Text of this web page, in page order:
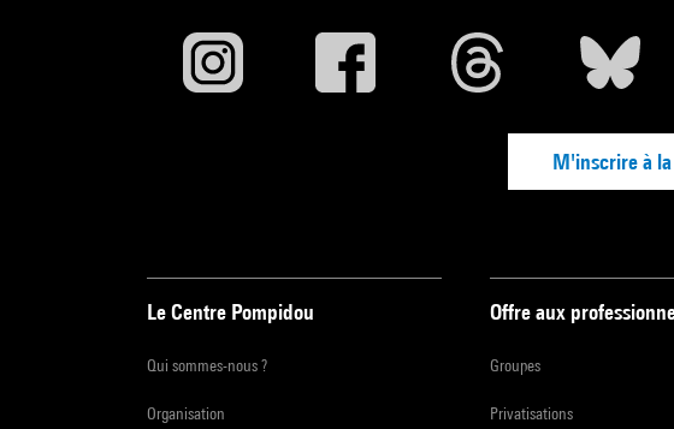
M'inscrire à
Le Centre Pompidou
Qui sommes-nous ?
Organisation
Offre aux
Groupes
Privatisations